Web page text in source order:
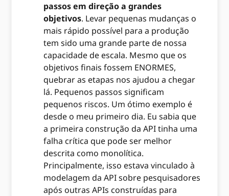
passos em direção a grandes
objetivos. Levar pequenas mudanças o
mais rápido possível para a produção
tem sido uma grande parte de nossa
capacidade de escala. Mesmo que os
objetivos finais fossem ENORMES,
quebrar as etapas nos ajudou a chegar
lá. Pequenos passos significam
pequenos riscos. Um ótimo exemplo é
desde o meu primeiro dia. Eu sabia que
a primeira construção da API tinha uma
falha crítica que pode ser melhor
descrita como monolítica.
Principalmente, isso estava vinculado à
modelagem da API sobre pesquisadores
após outras APIs construídas para